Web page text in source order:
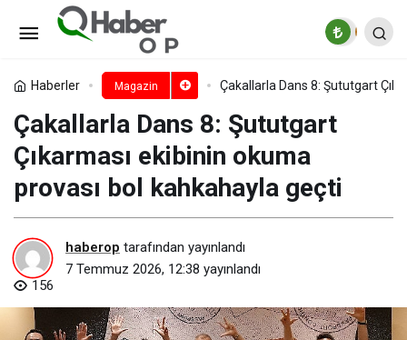
Haberler Magazin Çakallarla Dans 8: Şututgart
Çakallarla Dans 8: Şututgart
Çıkarması ekibinin okuma
provası bol kahkahayla geçti
haberop tarafından yayınlandı
7 Temmuz 2026, 12:38 yayınlandı
156
‘Marshall Troy’dan Alınır’
Lansmanı, Troy ve Marshall iş birliği ile
Kanyon’da düzenlenen özel davetle
tanıtıldı
Yorum Yap